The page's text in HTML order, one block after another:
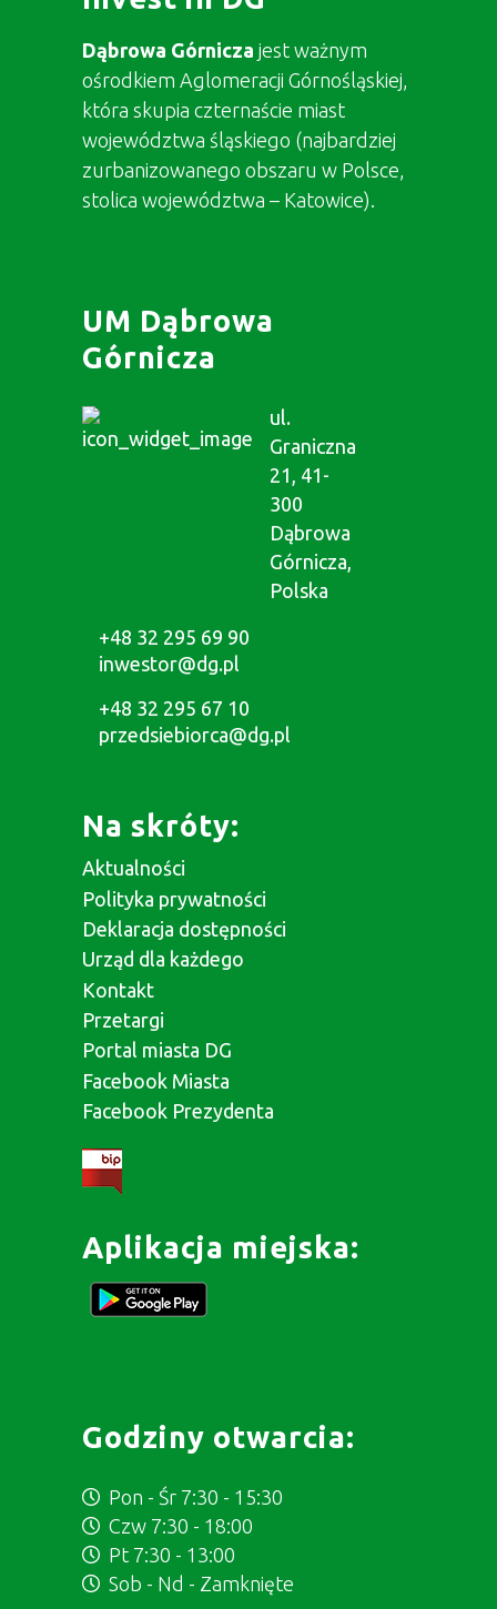
Dąbrowa Górnicza jest ważnym
ośrodkiem Aglomeracji Górnośląskiej,
która skupia czternaście miast
województwa śląskiego (najbardziej
zurbanizowanego obszaru w Polsce,
stolica województwa – Katowice).
UM Dąbrowa
Górnicza
ul.
Graniczna
21, 41-
300
Dąbrowa
Górnicza,
Polska
+48 32 295 69 90
inwestor@dg.pl
+48 32 295 67 10
przedsiebiorca@dg.pl
Na skróty:
Aktualności
Polityka prywatności
Deklaracja dostępności
Urząd dla każdego
Kontakt
Przetargi
Portal miasta DG
Facebook Miasta
Facebook Prezydenta
Aplikacja miejska:
Godziny otwarcia:
Pon - Śr 7:30 - 15:30
Czw 7:30 - 18:00
Pt 7:30 - 13:00
Sob - Nd - Zamknięte